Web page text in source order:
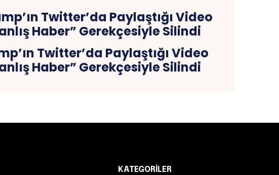
Twitter’da Paylaştığı Video
Haber” Gerekçesiyle Silindi
KATEGORILER